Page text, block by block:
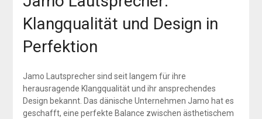
Klangqualität und Design in
Perfektion
Jamo Lautsprecher sind seit langem für ihre
herausragende Klangqualität und ihr ansprechendes
Design bekannt. Das dänische Unternehmen Jamo hat es
geschafft, eine perfekte Balance zwischen ästhetischem